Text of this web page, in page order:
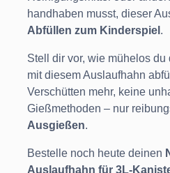
handhaben musst, dieser
Abfüllen zum Kinderspiel .
Stell dir vor, wie mühelos
mit diesem Auslaufhahn
Verschütten mehr, keine
Gießmethoden – nur
Ausgießen.
Bestelle noch heute deinen
Auslaufhahn für 3L-